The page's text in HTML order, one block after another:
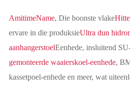
AmitimeName, Die boonste vlake
ervare in die produksieUltra dun
aanhangerstoelEenhede, insluitend
gemonteerde waaierskoel-eenhede,
kassetpoel-enhede en meer, wat